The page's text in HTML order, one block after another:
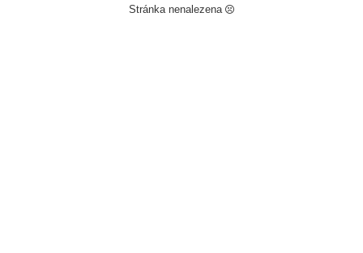
Stránka nenalezena